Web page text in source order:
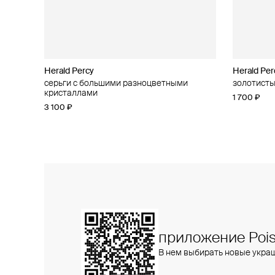
Herald Percy
серьги с большими разноцветными
кристаллами
3 100 ₽
Herald
1 700 ₽
Herald Percy
золотистая моносерьга с кристаллами
3 400 ₽
Herald
пусеты с
1 900 ₽
приложение
В нем выбирать новые